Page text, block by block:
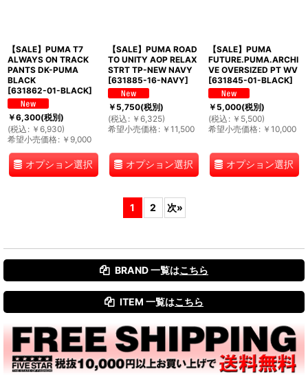
【SALE】PUMA T7
ALWAYS ON TRACK
PANTS DK-PUMA
BLACK
[631862-01-BLACK]
￥6,300(税別)
(税込 : ￥ 6,930)
希望小売価格: ￥ 9,000
オプション選択
【SALE】PUMA ROAD
TO UNITY AOP RELAX
STRT TP-NEW NAVY
[631885-16-NAVY]
￥5,750(税別)
(税込 : ￥ 6,325)
希望小売価格: ￥ 11,500
オプション選択
【SALE】PUMA
FUTURE.PUMA.ARCHI
VE OVERSIZED PT WV
[631845-01-BLACK]
￥5,000(税別)
(税込 : ￥ 5,500)
希望小売価格: ￥ 10,000
オプション選択
1 2 次»
BRAND 一覧はこちら
ITEM 一覧はこちら